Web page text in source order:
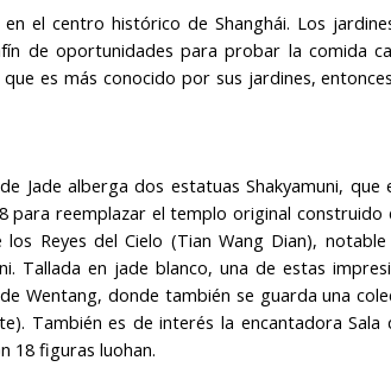
el centro histórico de Shanghái. Los
de oportunidades para probar la comida
es más conocido por sus jardines,
Jade alberga dos estatuas Shakyamuni, que
para reemplazar el templo original construido
Reyes del Cielo (Tian Wang Dian),
Tallada en jade blanco, una de estas
Wentang, donde también se guarda una
También es de interés la encantadora Sala
18 figuras luohan.